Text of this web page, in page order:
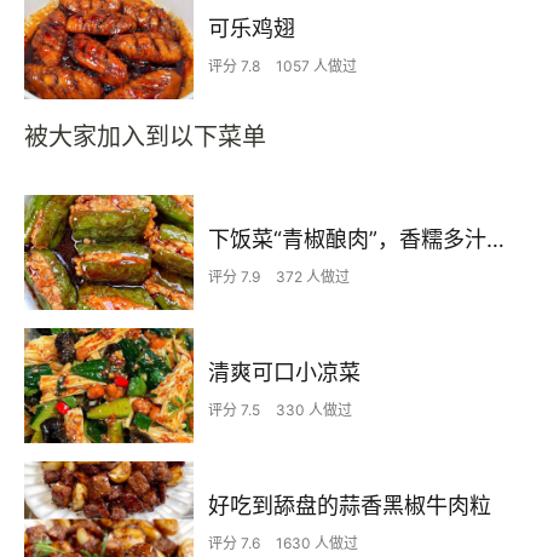
可乐鸡翅
评分 7.8 1057 人做过
被大家加入到以下菜单
下饭菜“青椒酿肉”，香糯多汁鲜嫩下饭
评分 7.9 372 人做过
清爽可口小凉菜
评分 7.5 330 人做过
好吃到舔盘的蒜香黑椒牛肉粒
评分 7.6 1630 人做过